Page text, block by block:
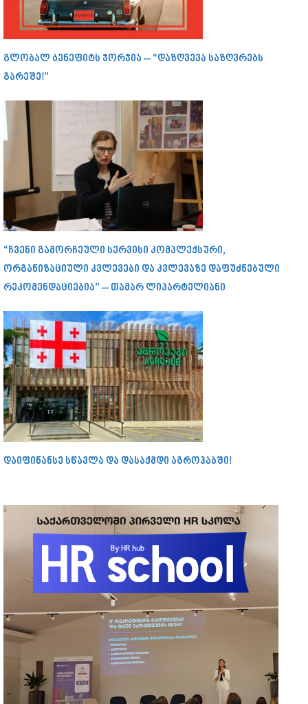
გლობალ ბენეფიტს ჯორჯია – “დაზღვევა საზღვრებს
გარეშე!”
“ჩვენი გამორჩეული სერვისი კომპლექსური,
ორგანიზაციული კვლევები და კვლევაზე დაფუძნებული
რეკომენდაციებია” – თამარ ლიპარტელიანი
დაიფინანსე სწავლა და დასაქმდი აგროჰაბში!